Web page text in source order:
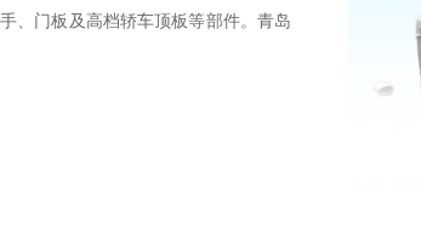
、门板及高档轿车顶板等部件。青岛